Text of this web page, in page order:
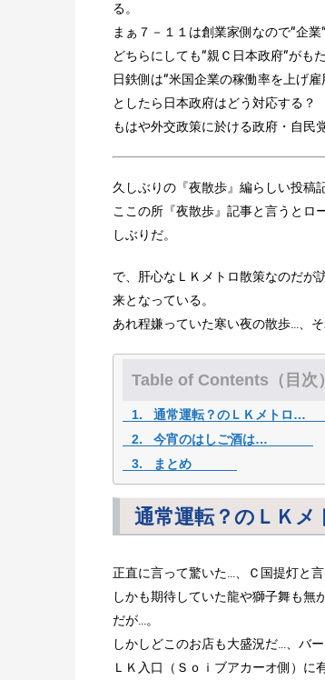
る。
まぁ７－１１は創業家側なので”企業
どちらにしても”親Ｃ日本政府”がも
日鉄側は”米国企業の稼働率を上げ
としたら日本政府はどう対応する？
もはや外交政策に於ける政府・自民
久しぶりの『夜散歩』編らしい投稿
ここの所『夜散歩』記事と言うとロ
しぶりだ。
で、肝心なＬＫメトロ散策なのだが
来となっている。
あれ程嫌っていた寒い夜の散歩…、
Table of Contents（目次）
通常運転？のＬＫメトロ…
今宵のはしご酒は…
まとめ
通常運転？のＬＫメ
正直に言って驚いた…、Ｃ国提灯と
しかも期待していた龍や獅子舞も
だが…。
しかしどこのお店も大盛況だ…、バ
ＬＫ入口（Ｓｏｉブアカーオ側）に